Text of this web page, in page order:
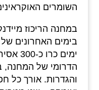
השומרים
במחנה הריכוז
ימים
הדרומי של